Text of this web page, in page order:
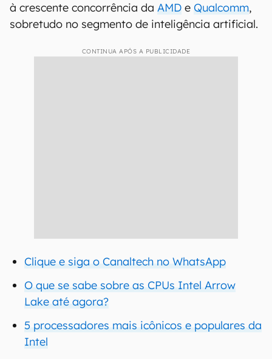
à crescente concorrência da AMD e Qualcomm,
sobretudo no segmento de inteligência artificial.
CONTINUA APÓS A PUBLICIDADE
Clique e siga o Canaltech no WhatsApp
O que se sabe sobre as CPUs Intel Arrow
Lake até agora?
5 processadores mais icônicos e populares da
Intel